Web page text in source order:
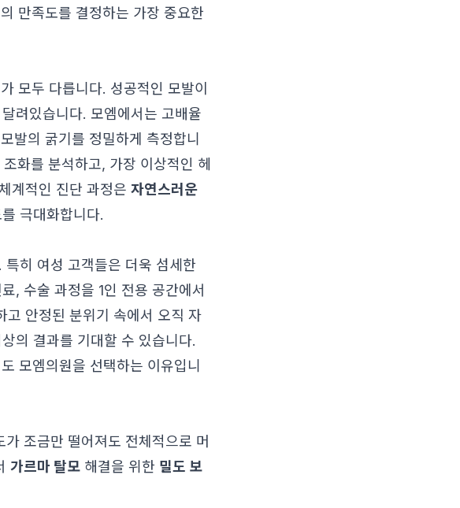
의 만족도를 결정하는 가장 중요한
모두 다릅니다. 성공적인 모발이
려있습니다. 모엠에서는 고배율
발의 굵기를 정밀하게 측정합니
화를 분석하고, 가장 이상적인 헤
계적인 진단 과정은 자연스러운
극대화합니다.
히 여성 고객들은 더욱 섬세한
, 수술 과정을 1인 전용 공간에서
고 안정된 분위기 속에서 오직 자
의 결과를 기대할 수 있습니다.
모엠의원을 선택하는 이유입니
조금만 떨어져도 전체적으로 머
가르마 탈모해결을 위한 밀도 보